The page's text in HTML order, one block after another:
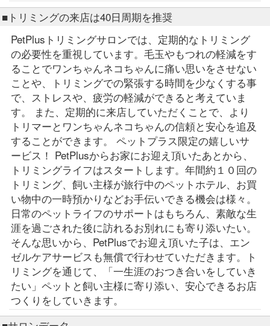
■トリミングの来店は40日周期を推奨
PetPlusトリミングサロンでは、定期的なトリミング
の必要性を重視しています。毛玉やもつれの軽減をす
ることでワンちゃんネコちゃんに痛い思いをさせない
ことや、トリミングでの緊張する時間を少なくする事
で、ストレスや、疲労の軽減ができると考えていま
す。 また、定期的に来店していただくことで、より
トリマーとワンちゃんネコちゃんの信頼と安心を追及
することができます。 ペットプラス限定の嬉しいサ
ービス！ PetPlusからお家にお迎え頂いたあとから、
トリミングライフはスタートします。年間約１０回の
トリミング、飼い主様が旅行中のペットホテル、お買
い物中の一時預かりなどお手伝いできる機会は様々。
日常のペットライフのサポートはもちろん、素敵な生
涯を過ごされた後に訪れるお別れにも寄り添いたい。
そんな思いから、PetPlusでお迎え頂いた子は、エン
ゼルケアサービスも無償で行わせていただきます。ト
リミングを通じて、「一生涯のおつき合いをしていき
たい」ペットと飼い主様に寄り添い、安心できるお店
つくりをしていきます。